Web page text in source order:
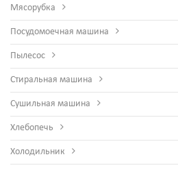
Мясорубка
Посудомоечная машина
Пылесос
Стиральная машина
Сушильная машина
Хлебопечь
Холодильник